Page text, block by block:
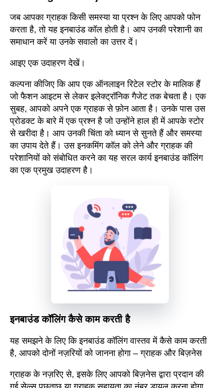
जब आपका ग्राहक किसी समस्या या प्रश्न के लिए आपको फोन
करता है, तो यह इनबाउंड कॉल होती है। आप उनकी परेशानी का
समाधान करें या उनके सवालो का उत्तर दें।
आइए एक उदाहरण देखें।
कल्पना कीजिए कि आप एक ऑनलाइन रिटेल स्टोर के मालिक हैं
जो फैशन आइटम से लेकर इलेक्ट्रॉनिक गैजेट तक बेचता है। एक
सुबह, आपको अपने एक ग्राहक से फ़ोन आता है। उनके पास उस
प्रोडक्ट के बारे में एक प्रश्न है जो उन्होंने हाल ही में आपके स्टोर
से खरीदा है। आप उनकी चिंता को ध्यान से सुनते हैं और समस्या
का उपाय देते हैं। उस इनकमिंग कॉल को लेने और ग्राहक की
परेशानियों को संबोधित करने का यह सरल कार्य इनबाउंड कॉलिंग
का एक प्रमुख उदाहरण है।
इनबाउंड कॉलिंग कैसे काम करती है
यह समझने के लिए कि इनबाउंड कॉलिंग वास्तव में कैसे काम करती
है, आपको दोनों नज़रियों को जानना होगा – ग्राहक और बिज़नेस
ग्राहक के नज़रिए से, इसके लिए आपको बिज़नेस द्वारा प्रदान की